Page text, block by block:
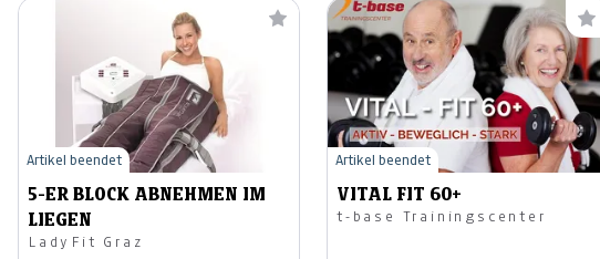
5-ER BLOCK ABNEHMEN IM
LIEGEN
LadyFit Graz
Artikel beendet
VITAL FIT 60+
t-base Trainingscenter
Artikel beendet